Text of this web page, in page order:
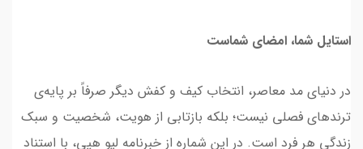
استایل شما، امضای شماست
در دنیای مد معاصر، انتخاب کیف و کفش دیگر صرفاً بر پایه‌ی
ترندهای فصلی نیست؛ بلکه بازتابی از هویت، شخصیت و سبک
زندگی هر فرد است. در این شماره از خبرنامه لیو هپی، با استناد